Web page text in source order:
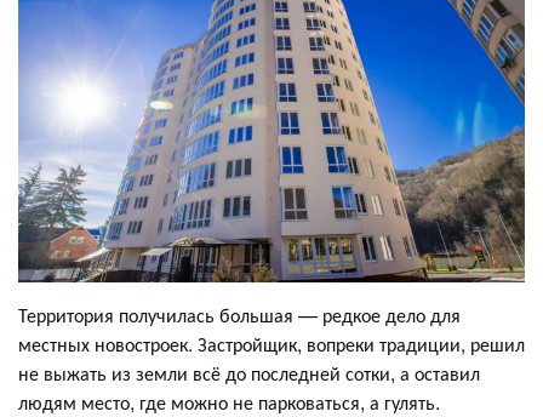
Территория получилась большая — редкое дело для
местных новостроек. Застройщик, вопреки традиции, решил
не выжать из земли всё до последней сотки, а оставил
людям место, где можно не парковаться, а гулять.